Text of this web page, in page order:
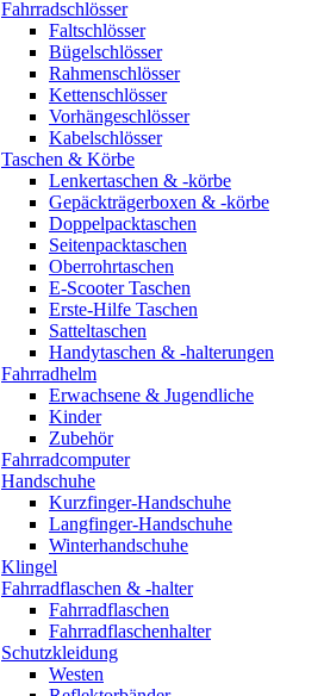
Fahrradschlösser
Faltschlösser
Bügelschlösser
Rahmenschlösser
Kettenschlösser
Vorhängeschlösser
Kabelschlösser
Taschen & Körbe
Lenkertaschen & -körbe
Gepäckträgerboxen & -körbe
Doppelpacktaschen
Seitenpacktaschen
Oberrohrtaschen
E-Scooter Taschen
Erste-Hilfe Taschen
Satteltaschen
Handytaschen & -halterungen
Fahrradhelm
Erwachsene & Jugendliche
Kinder
Zubehör
Fahrradcomputer
Handschuhe
Kurzfinger-Handschuhe
Langfinger-Handschuhe
Winterhandschuhe
Klingel
Fahrradflaschen & -halter
Fahrradflaschen
Fahrradflaschenhalter
Schutzkleidung
Westen